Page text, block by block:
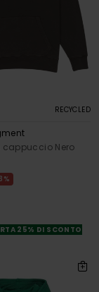
RECYCLED
cappuccio Nero
25% DI SCONTO